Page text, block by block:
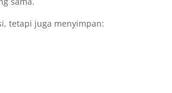
tetapi juga menyimpan: